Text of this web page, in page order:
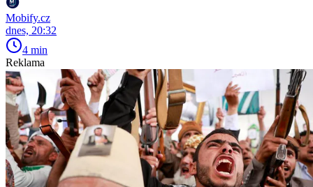
Mobify.cz
dnes, 20:32
4 min
Reklama